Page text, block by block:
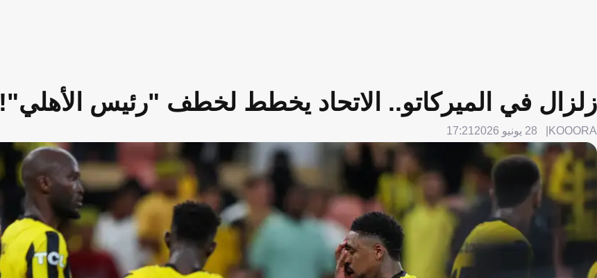
زلزال في الميركاتو.. الاتحاد يخطط لخطف "رئيس الأهلي"!
KOOORA 28 يونيو 2026 17:21